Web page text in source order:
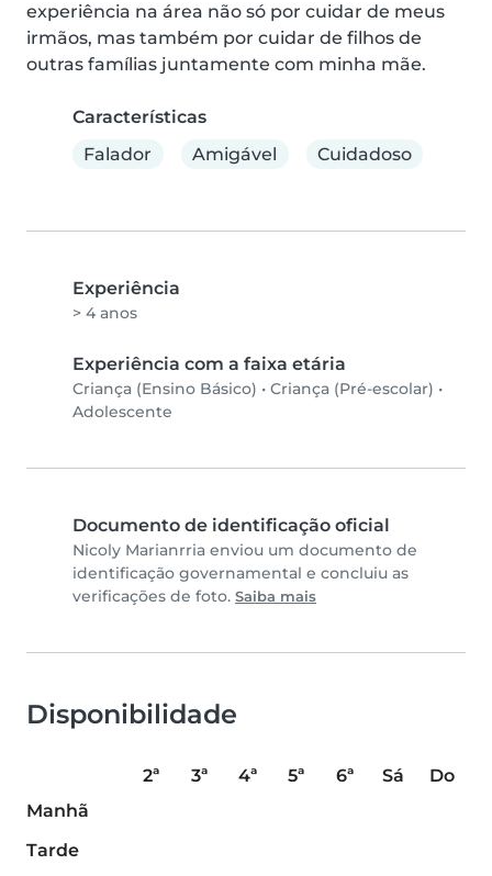
experiência na área não só por cuidar de meus
irmãos, mas também por cuidar de filhos de
outras famílias juntamente com minha mãe.
Características
Falador
Amigável Cuidadoso
Experiência
> 4 anos
Experiência com a faixa etária
Criança (Ensino Básico) • Criança (Pré-escolar) •
Adolescente
Documento de identificação oficial
Nicoly Marianrria enviou um documento de
identificação governamental e concluiu as
verificações de foto. Saiba mais
Disponibilidade
2ª 3ª 4ª 5ª 6ª Sá
Do
Manhã
Tarde